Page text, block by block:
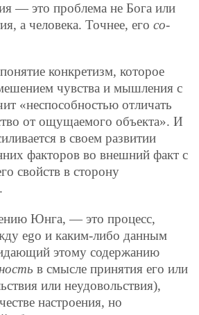
— это проблема не Бога или
а человека. Точнее, его со-
конкретизм, которое
чувства и мышления с
«неспособностью отличать
от ощущаемого объекта». И
в своем развитии
факторов во внешний факт с
свойств в сторону
Юнга, — это процесс,
ego и каким-либо данным
этому содержанию
в смысле принятия его или
или неудовольствия),
настроения, но